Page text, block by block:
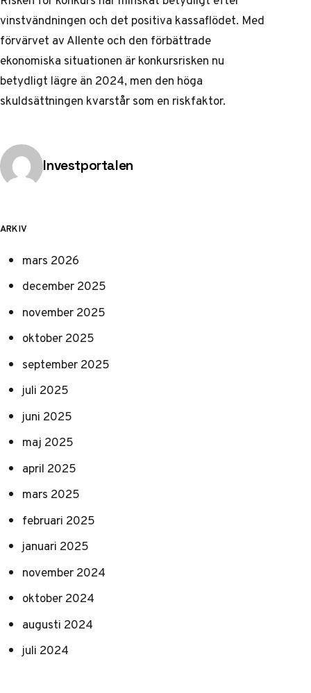
vinstvändningen och det positiva kassaflödet. Med
förvärvet av Allente och den förbättrade
ekonomiska situationen är konkursrisken nu
betydligt lägre än 2024, men den höga
skuldsättningen kvarstår som en riskfaktor.
Publicerad av
Investportalen
ARKIV
mars 2026
december 2025
november 2025
oktober 2025
september 2025
juli 2025
juni 2025
maj 2025
april 2025
mars 2025
februari 2025
januari 2025
november 2024
oktober 2024
augusti 2024
juli 2024